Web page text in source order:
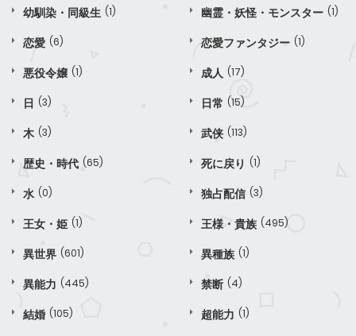
幼馴染・同級生 (1) 幽霊・妖怪・モンスター (1)
恋愛 (6) 恋愛ファンタジー (1)
悪役令嬢 (1) 成人 (17)
日 (3) 日常 (15)
木 (3) 武侠 (113)
歴史・時代 (65) 死に戻り (1)
水 (0) 独占配信 (3)
王女・姫 (1) 王様・貴族 (495)
異世界 (601) 異種族 (1)
異能力 (445) 禁断 (4)
結婚 (105) 超能力 (1)